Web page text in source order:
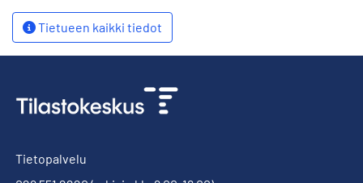
Tietueen kaikki tiedot
Tietopalvelu